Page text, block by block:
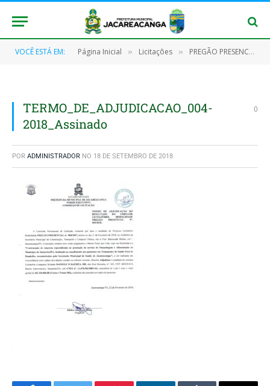
VOCÊ ESTÁ EM: Página Inicial » Licitações » PREGÃO PRESENCIAL Nº 004/2018 – PMJ
TERMO_DE_ADJUDICACAO_004-
2018_Assinado
0
POR ADMINISTRADOR NO 18 DE SETEMBRO DE 2018